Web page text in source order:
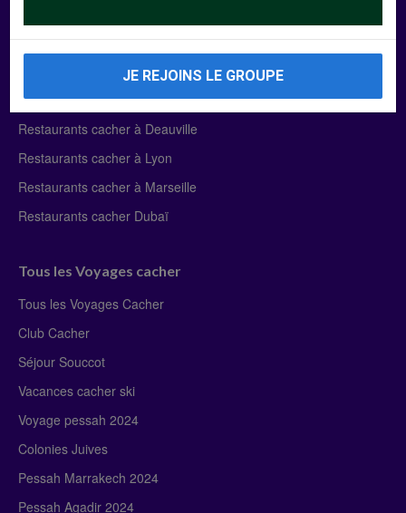
Manger Cacher
Liste des restaurants cacher
Restaurants cacher à Paris
Restaurants cacher à Deauville
Restaurants cacher à Lyon
Restaurants cacher à Marseille
Restaurants cacher Dubaï
Tous les Voyages cacher
Tous les Voyages Cacher
Club Cacher
Séjour Souccot
Vacances cacher ski
Voyage pessah 2024
Colonies Juives
Pessah Marrakech 2024
Pessah Agadir 2024
JE REJOINS LE GROUPE